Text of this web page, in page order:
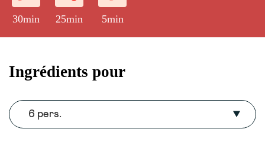
30min 25min 5min
Ingrédients pour
6 pers.